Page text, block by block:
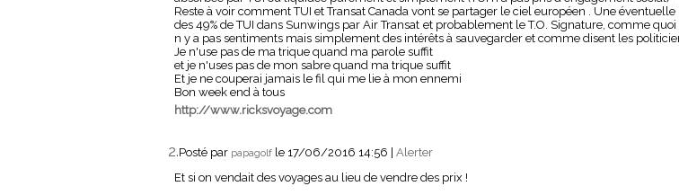
Reste à voir comment TUI et Transat Canada vont se partager le ciel européen . Une éventuelle
des 49% de TUI dans Sunwings par Air Transat et probablement le T.O. Signature, comme quoi
n y a pas sentiments mais simplement des intérêts à sauvegarder et comme disent les
Je n'use pas de ma trique quand ma parole suffit
et je n'uses pas de mon sabre quand ma trique suffit
Et je ne couperai jamais le fil qui me lie à mon ennemi
Bon week end à tous
http://www.ricksvoyage.com
2.Posté par papagolf le 17/06/2016 14:56
Alerter
Et si on vendait des voyages au lieu de vendre des prix !